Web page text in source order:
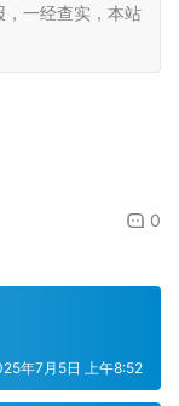
一经查实，本站
0
年7月5日 上午8:52